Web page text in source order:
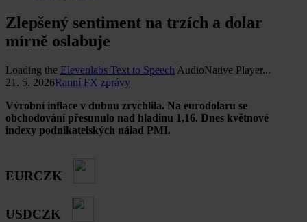
Zlepšený sentiment na trzích a dolar
mírně oslabuje
Loading the Elevenlabs Text to Speech AudioNative Player...
21. 5. 2026Ranní FX zprávy
Výrobní inflace v dubnu zrychlila. Na eurodolaru se
obchodování přesunulo nad hladinu 1,16. Dnes květnové
indexy podnikatelských nálad PMI.
EURCZK
USDCZK